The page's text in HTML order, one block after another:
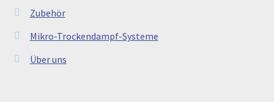
Zubehör
Mikro-Trockendampf-Systeme
Über uns